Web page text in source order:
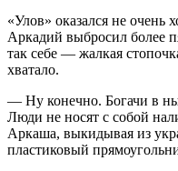
«Улов» оказался не
Аркадий выбросил более
так себе — жалкая
хватало.
— Ну конечно. Богачи в
Люди не носят с собой
Аркаша, выкидывая из
пластиковый